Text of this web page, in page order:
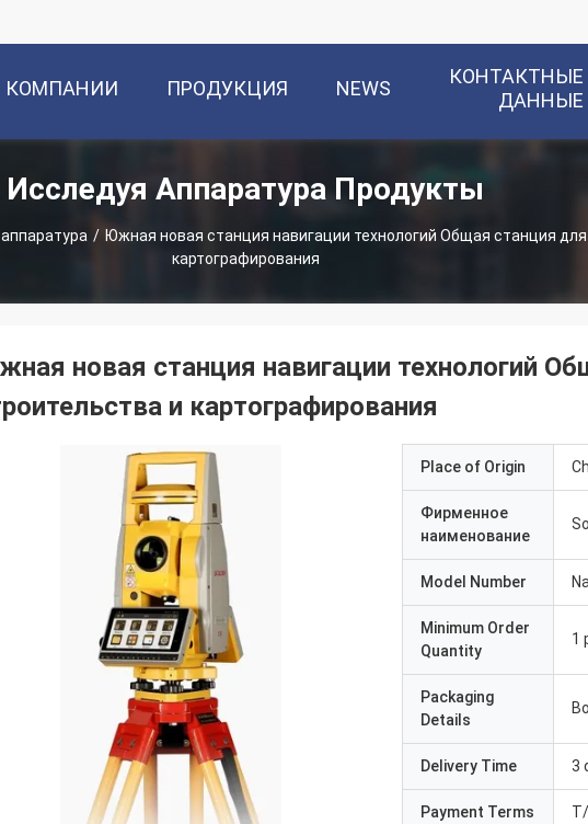
КОМПАНИИ ПРОДУКЦИЯ NEWS
КОНТАКТНЫЕ
ДАННЫЕ
Исследуя Аппаратура Продукты
/ Южная новая станция навигации технологий Общая станция
картографирования
новая станция навигации технологий
и картографирования
Place of Origin
Фирменное
наименование
Model Number
Minimum Order
Quantity
1
Packaging
Details
Delivery Time 3
Payment Terms